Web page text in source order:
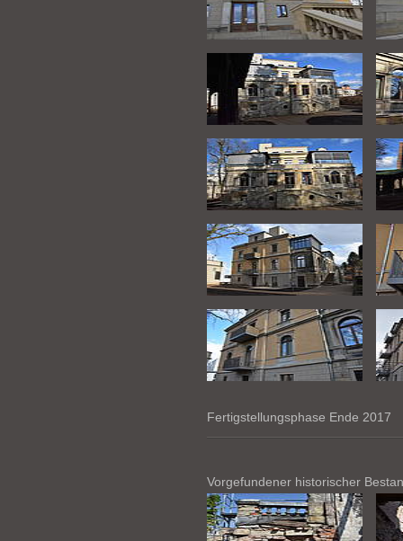
Fertigstellungsphase Ende 2017
Vorgefundener historischer